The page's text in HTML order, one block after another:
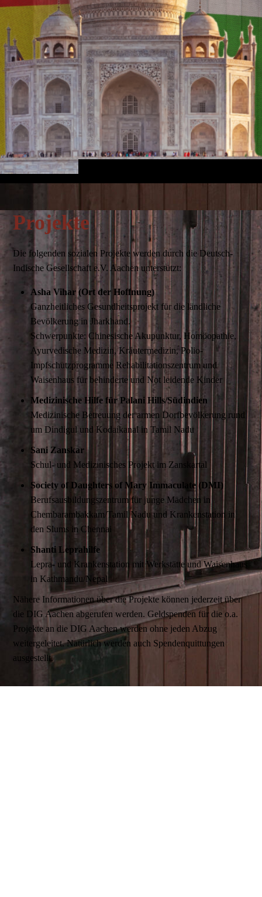
Projekte
Die folgenden sozialen Projekte werden durch die Deutsch-
Indische Gesellschaft e.V. Aachen unterstützt:
Asha Vihar (Ort der Hoffnung)
Ganzheitliches Gesundheitsprojekt für die ländliche
Bevölkerung in Jharkhand.
Schwerpunkte: Chinesische Akupunktur, Homöopathie,
Ayurvedische Medizin, Kräutermedizin, Polio-
Impfschutzprogramme Rehabilitationszentrum und
Waisenhaus für behinderte und Not leidende Kinder
Medizinische Hilfe für Palani Hills/Südindien
Medizinische Betreuung der armen Dorfbevölkerung rund
um Dindigul und Kodaikanal in Tamil Nadu
Sani Zanskar
Schul- und Medizinisches Projekt im Zanskartal
Society of Daughters of Mary Immaculate (DMI)
Berufsausbildungszentrum für junge Mädchen in
Chembarambakkam/Tamil Nadu und Krankenstation in
den Slums in Chennai
Shanti Leprahilfe
Lepra- und Krankenstation mit Werkstätte und Waisenhaus
in Kathmandu/Nepal
Nähere Informationen über die Projekte können jederzeit über
die DIG Aachen abgerufen werden. Geldspenden für die o.a.
Projekte an die DIG Aachen werden ohne jeden Abzug
weitergeleitet. Natürlich werden auch Spendenquittungen
ausgestellt.